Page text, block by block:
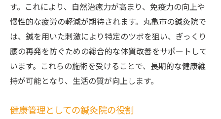
す。これにより、自然治癒力が高まり、免疫力の向上や
慢性的な疲労の軽減が期待されます。丸亀市の鍼灸院で
は、鍼を用いた刺激により特定のツボを狙い、ぎっくり
腰の再発を防ぐための総合的な体質改善をサポートして
います。これらの施術を受けることで、長期的な健康維
持が可能となり、生活の質が向上します。
健康管理としての鍼灸院の役割